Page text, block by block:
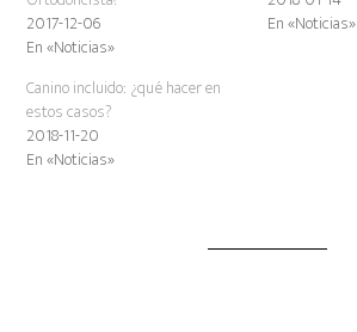
2017-12-06
En «Noticias»
En «Noticias»
Canino incluido: ¿qué hacer en
estos casos?
2018-11-20
En «Noticias»